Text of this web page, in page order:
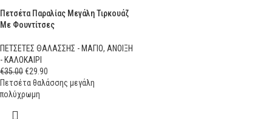
Πετσέτα Παραλίας Μεγάλη Τιρκουάζ
Με Φουντίτσες
ΠΕΤΣΕΤΕΣ ΘΑΛΑΣΣΗΣ - ΜΑΓΙΟ, ΑΝΟΙΞΗ
- ΚΑΛΟΚΑΙΡΙ
€35.00€29.90
Πετσέτα θαλάσσης μεγάλη
πολύχρωμη